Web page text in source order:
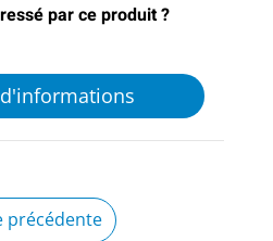
par ce produit ?
précédente